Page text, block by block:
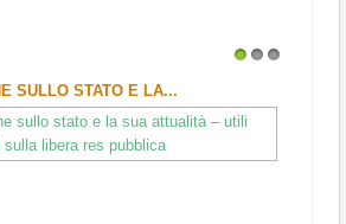
SULLO STATO E LA...